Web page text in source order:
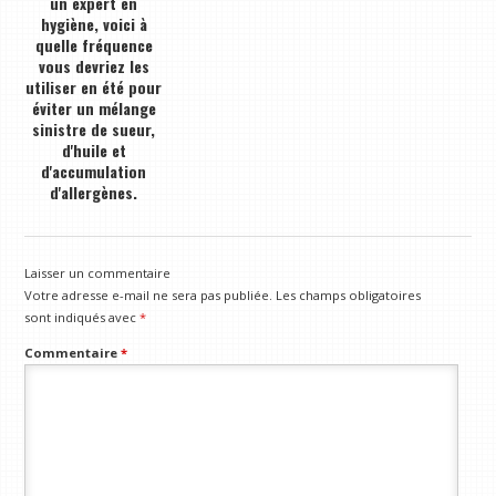
hygiène, voici à
quelle fréquence
vous devriez les
utiliser en été pour
éviter un mélange
sinistre de sueur,
d'huile et
d'accumulation
d'allergènes.
Laisser un commentaire
Votre adresse e-mail ne sera pas publiée. Les champs obligatoires
sont indiqués avec*
Commentaire*